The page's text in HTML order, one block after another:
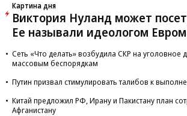
Картина дня
Виктория Нуланд может
Ее называли идеологом
Сеть «Что делать» возбудила СКР на уголовное
массовым беспорядкам
Путин призвал стимулировать талибов к
Китай предложил РФ, Ирану и Пакистану план
Афганистану